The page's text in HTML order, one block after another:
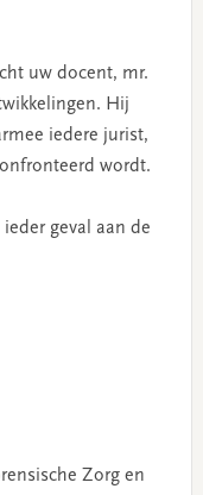
uw docent, mr.
Hij
iedere jurist,
wordt.
geval aan de
Zorg en